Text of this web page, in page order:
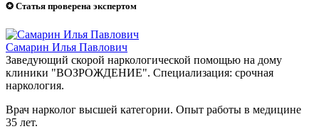
✪ Статья проверена экспертом
Самарин Илья Павлович
Заведующий скорой наркологической помощью на дому
клиники "ВОЗРОЖДЕНИЕ". Специализация: срочная
наркология.
Врач нарколог высшей категории. Опыт работы в медицине
35 лет.